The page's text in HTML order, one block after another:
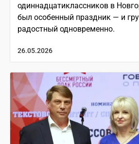
одиннадцатиклассников в
был особенный праздник — и
радостный одновременно.
26.05.2026